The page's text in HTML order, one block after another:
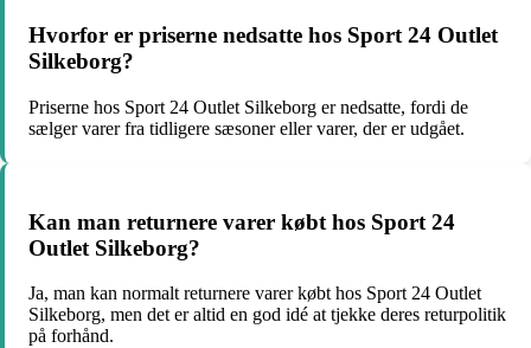
Hvorfor er priserne nedsatte hos Sport 24 Outlet
Silkeborg?
Priserne hos Sport 24 Outlet Silkeborg er nedsatte, fordi de
sælger varer fra tidligere sæsoner eller varer, der er udgået.
Kan man returnere varer købt hos Sport 24
Outlet Silkeborg?
Ja, man kan normalt returnere varer købt hos Sport 24 Outlet
Silkeborg, men det er altid en god idé at tjekke deres returpolitik
på forhånd.